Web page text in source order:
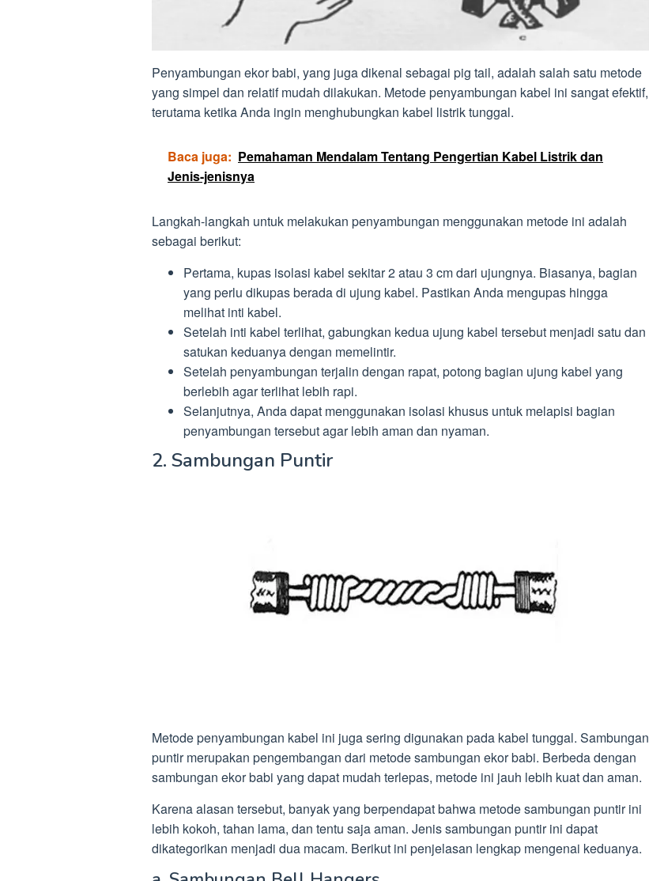
Penyambungan ekor babi, yang juga dikenal sebagai pig tail, adalah salah satu metode
yang simpel dan relatif mudah dilakukan. Metode penyambungan kabel ini sangat efektif,
terutama ketika Anda ingin menghubungkan kabel listrik tunggal.
Baca juga: Pemahaman Mendalam Tentang Pengertian Kabel Listrik dan
Jenis-jenisnya
Langkah-langkah untuk melakukan penyambungan menggunakan metode ini adalah
sebagai berikut:
Pertama, kupas isolasi kabel sekitar 2 atau 3 cm dari ujungnya. Biasanya, bagian
yang perlu dikupas berada di ujung kabel. Pastikan Anda mengupas hingga
melihat inti kabel.
Setelah inti kabel terlihat, gabungkan kedua ujung kabel tersebut menjadi satu dan
satukan keduanya dengan memelintir.
Setelah penyambungan terjalin dengan rapat, potong bagian ujung kabel yang
berlebih agar terlihat lebih rapi.
Selanjutnya, Anda dapat menggunakan isolasi khusus untuk melapisi bagian
penyambungan tersebut agar lebih aman dan nyaman.
2. Sambungan Puntir
Metode penyambungan kabel ini juga sering digunakan pada kabel tunggal. Sambungan
puntir merupakan pengembangan dari metode sambungan ekor babi. Berbeda dengan
sambungan ekor babi yang dapat mudah terlepas, metode ini jauh lebih kuat dan aman.
Karena alasan tersebut, banyak yang berpendapat bahwa metode sambungan puntir ini
lebih kokoh, tahan lama, dan tentu saja aman. Jenis sambungan puntir ini dapat
dikategorikan menjadi dua macam. Berikut ini penjelasan lengkap mengenai keduanya.